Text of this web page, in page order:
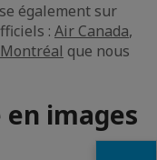
également sur
: Air Canada,
que nous
images